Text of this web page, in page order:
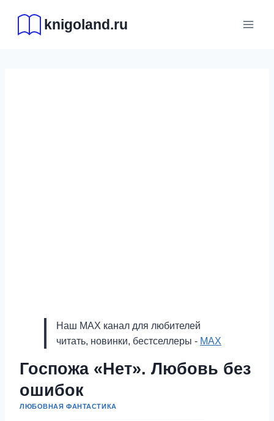
содержимому
knigoland.ru
Наш MAX канал для любителей
читать, новинки, бестселлеры - MAX
Госпожа «Нет». Любовь без
ошибок
ЛЮБОВНАЯ ФАНТАСТИКА